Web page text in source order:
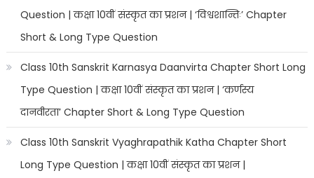
Question | कक्षा 10वीं संस्कृत का प्रशन | ‘विश्वशान्तिः’ Chapter
Short & Long Type Question
Class 10th Sanskrit Karnasya Daanvirta Chapter Short Long
Type Question | कक्षा 10वीं संस्कृत का प्रशन | ‘कर्णस्य
दानवीरता’ Chapter Short & Long Type Question
Class 10th Sanskrit Vyaghrapathik Katha Chapter Short
Long Type Question | कक्षा 10वीं संस्कृत का प्रशन |